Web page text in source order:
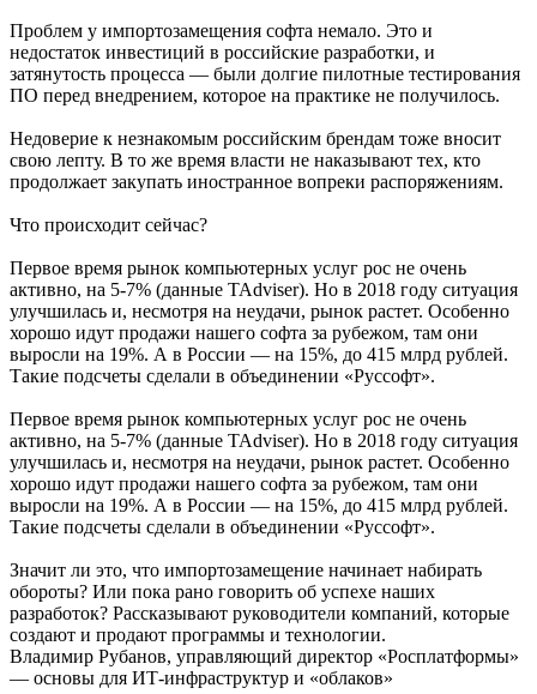
Проблем у импортозамещения софта немало. Это и
недостаток инвестиций в российские разработки, и
затянутость процесса — были долгие пилотные тестирования
ПО перед внедрением, которое на практике не получилось.
Недоверие к незнакомым российским брендам тоже вносит
свою лепту. В то же время власти не наказывают тех, кто
продолжает закупать иностранное вопреки распоряжениям.
Что происходит сейчас?
Первое время рынок компьютерных услуг рос не очень
активно, на 5-7% (данные TAdviser). Но в 2018 году ситуация
улучшилась и, несмотря на неудачи, рынок растет. Особенно
хорошо идут продажи нашего софта за рубежом, там они
выросли на 19%. А в России — на 15%, до 415 млрд рублей.
Такие подсчеты сделали в объединении «Руссофт».
Первое время рынок компьютерных услуг рос не очень
активно, на 5-7% (данные TAdviser). Но в 2018 году ситуация
улучшилась и, несмотря на неудачи, рынок растет. Особенно
хорошо идут продажи нашего софта за рубежом, там они
выросли на 19%. А в России — на 15%, до 415 млрд рублей.
Такие подсчеты сделали в объединении «Руссофт».
Значит ли это, что импортозамещение начинает набирать
обороты? Или пока рано говорить об успехе наших
разработок? Рассказывают руководители компаний, которые
создают и продают программы и технологии.
Владимир Рубанов, управляющий директор «Росплатформы»
— основы для ИТ-инфраструктур и «облаков»